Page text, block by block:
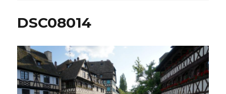
DSC08014